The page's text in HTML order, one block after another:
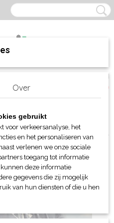
(0)
Harvest Sportswear
Duke
Over
gebruikt
voor verkeersanalyse, het
en het personaliseren van
verlenen we onze sociale
toegang tot informatie
deze informatie
gegevens die zij mogelijk
van hun diensten of die u hen